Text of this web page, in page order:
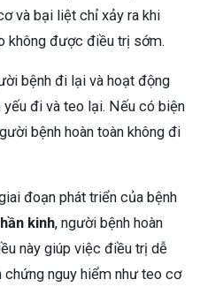
và bại liệt chỉ xảy ra khi
không được điều trị sớm.
bệnh đi lại và hoạt động
yếu đi và teo lại. Nếu có biện
bệnh hoàn toàn không đi
đoạn phát triển của bệnh
kinh, người bệnh hoàn
này giúp việc điều trị dễ
chứng nguy hiểm như teo cơ